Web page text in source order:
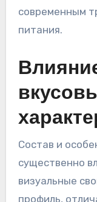
современным
питания.
Состав и
существенно
визуальные
профиль,